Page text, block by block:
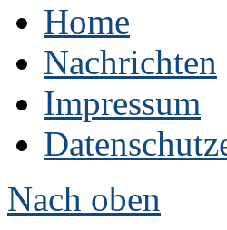
Home
Nachrichten
Impressum
Nach oben